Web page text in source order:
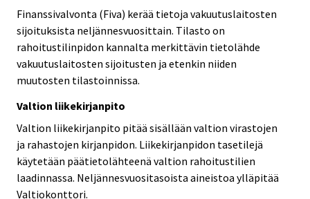
Finanssivalvonta (Fiva) kerää tietoja vakuutuslaitosten
sijoituksista neljännesvuosittain. Tilasto on
rahoitustilinpidon kannalta merkittävin tietolähde
vakuutuslaitosten sijoitusten ja etenkin niiden
muutosten tilastoinnissa.
Valtion liikekirjanpito
Valtion liikekirjanpito pitää sisällään valtion virastojen
ja rahastojen kirjanpidon. Liikekirjanpidon tasetilejä
käytetään päätietolähteenä valtion rahoitustilien
laadinnassa. Neljännesvuositasoista aineistoa ylläpitää
Valtiokonttori.